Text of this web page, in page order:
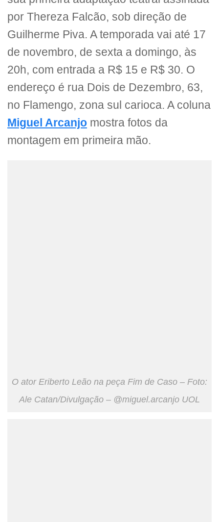
por Thereza Falcão, sob direção de
Guilherme Piva. A temporada vai até 17
de novembro, de sexta a domingo, às
20h, com entrada a R$ 15 e R$ 30. O
endereço é rua Dois de Dezembro, 63,
no Flamengo, zona sul carioca. A coluna
Miguel Arcanjo mostra fotos da
montagem em primeira mão.
O ator Eriberto Leão na peça Fim de Caso – Foto:
Ale Catan/Divulgação – @miguel.arcanjo UOL